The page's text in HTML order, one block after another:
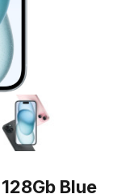
Blue